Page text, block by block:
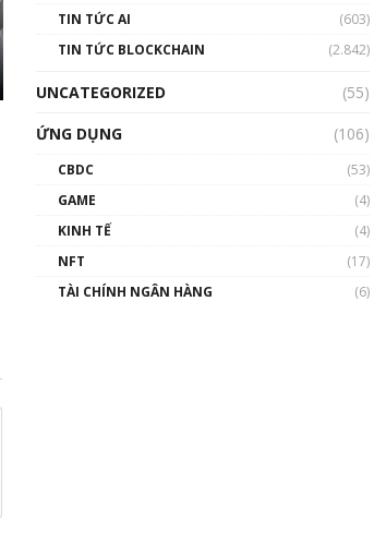
TIN TỨC AI
(603)
TIN TỨC BLOCKCHAIN
(2.842)
UNCATEGORIZED
(55)
ỨNG DỤNG
(106)
CBDC
(53)
GAME
(4)
KINH TẾ
(4)
NFT
(17)
TÀI CHÍNH NGÂN HÀNG
(6)